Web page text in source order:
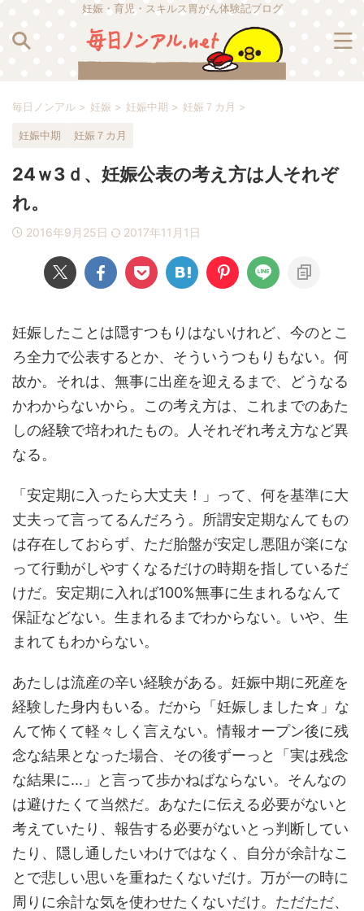
妊娠・育児・スキルス胃がん体験記ブログ
毎日ノンアル > 妊娠 > 妊娠中期 > 妊娠７カ月 >
妊娠中期 妊娠７カ月
24ｗ3ｄ、妊娠公表の考え方は人それぞ
れ。
2016年9月25日 2017年11月1日
妊娠したことは隠すつもりはないけれど、今のとこ
ろ全力で公表するとか、そういうつもりもない。何
故か。それは、無事に出産を迎えるまで、どうなる
かわからないから。この考え方は、これまでのあた
しの経験で培われたもの。人それぞれ考え方など異
なる。
「安定期に入ったら大丈夫！」って、何を基準に大
丈夫って言ってるんだろう。所謂安定期なんてもの
は存在しておらず、ただ胎盤が安定し悪阻が楽にな
って行動がしやすくなるだけの時期を指しているだ
けだ。安定期に入れば100%無事に生まれるなんて
保証などない。生まれるまでわからない。いや、生
まれてもわからない。
あたしは流産の辛い経験がある。妊娠中期に死産を
経験した身内もいる。だから「妊娠しました☆」な
んて怖くて軽々しく言えない。情報オープン後に残
念な結果となった場合、その後ずーっと「実は残念
な結果に...」と言って歩かねばならない。そんなの
は避けたくて当然だ。あなたに伝える必要がないと
考えていたり、報告する必要がないとっ判断してい
たり、隠し通したいわけではなく、自分が余計なこ
とで悲しい思いを重ねたくないだけ。万が一の時に
周りに余計な気を使わせたくないだけ。ただただ、